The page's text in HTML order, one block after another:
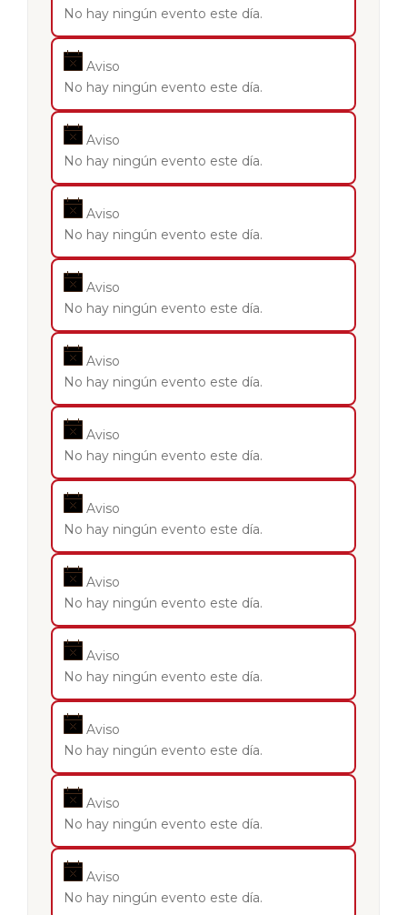
No hay ningún evento este día.
Aviso
No hay ningún evento este día.
Aviso
No hay ningún evento este día.
Aviso
No hay ningún evento este día.
Aviso
No hay ningún evento este día.
Aviso
No hay ningún evento este día.
Aviso
No hay ningún evento este día.
Aviso
No hay ningún evento este día.
Aviso
No hay ningún evento este día.
Aviso
No hay ningún evento este día.
Aviso
No hay ningún evento este día.
Aviso
No hay ningún evento este día.
Aviso
No hay ningún evento este día.